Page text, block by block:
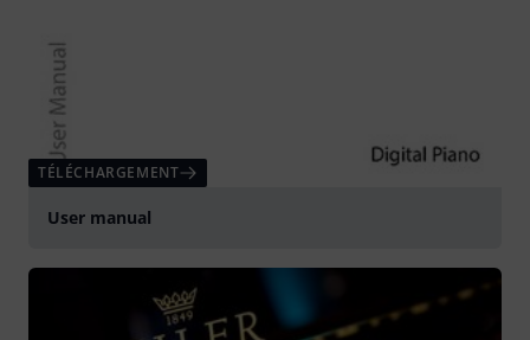
TÉLÉCHARGEMENT
User manual